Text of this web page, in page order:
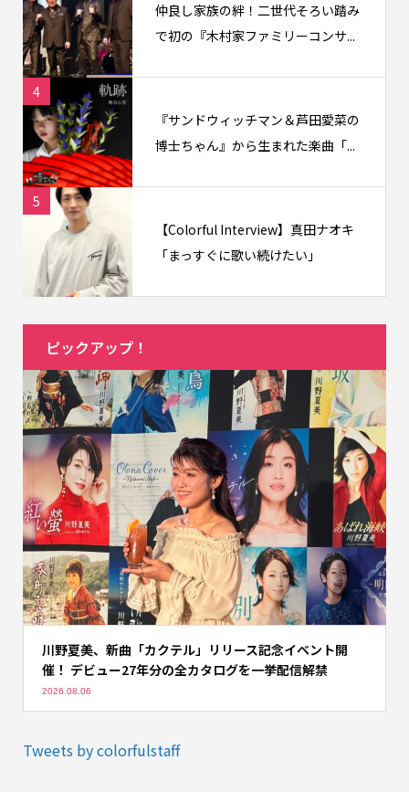
仲良し家族の絆！二世代そろい踏み
で初の『木村家ファミリーコンサ...
4
『サンドウィッチマン＆芦田愛菜の
博士ちゃん』から生まれた楽曲「...
5
【Colorful Interview】真田ナオキ
「まっすぐに歌い続けたい」
ピックアップ！
川野夏美、新曲「カクテル」リリース記念イベント開
催！ デビュー27年分の全カタログを一挙配信解禁
2026.08.06
Tweets by colorfulstaff